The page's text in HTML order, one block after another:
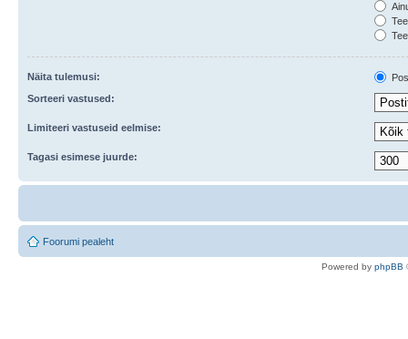
Näita tulemusi:
Sorteeri vastused:
Limiteeri vastuseid eelmise:
Tagasi esimese juurde:
Foorumi pealeht
Powered by phpBB